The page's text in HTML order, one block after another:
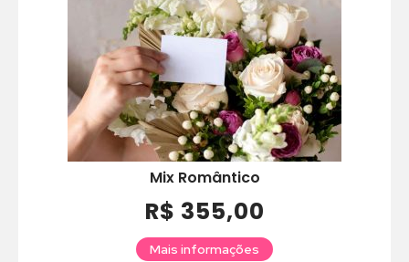
Mix Romântico
R$ 355,00
Mais informações